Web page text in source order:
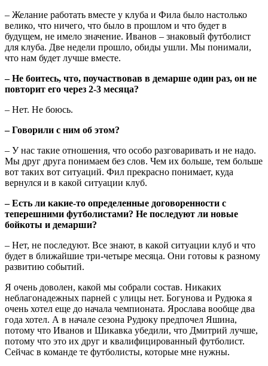
– Желание работать вместе у клуба и Фила было настолько
велико, что ничего, что было в прошлом и что будет в
будущем, не имело значение. Иванов – знаковый футболист
для клуба. Две недели прошло, обиды ушли. Мы понимали,
что нам будет лучше вместе.
– Не боитесь, что, поучаствовав в демарше один раз, он не
повторит его через 2-3 месяца?
– Нет. Не боюсь.
– Говорили с ним об этом?
– У нас такие отношения, что особо разговаривать и не надо.
Мы друг друга понимаем без слов. Чем их больше, тем больше
вот таких вот ситуаций. Фил прекрасно понимает, куда
вернулся и в какой ситуации клуб.
– Есть ли какие-то определенные договоренности с
теперешними футболистами? Не последуют ли новые
бойкоты и демарши?
– Нет, не последуют. Все знают, в какой ситуации клуб и что
будет в ближайшие три-четыре месяца. Они готовы к разному
развитию событий.
Я очень доволен, какой мы собрали состав. Никаких
неблагонадежных парней с улицы нет. Богунова и Рудюка я
очень хотел еще до начала чемпионата. Ярослава вообще два
года хотел. А в начале сезона Рудюку предпочел Яшина,
потому что Иванов и Шикавка убедили, что Дмитрий лучше,
потому что это их друг и квалифицированный футболист.
Сейчас в команде те футболисты, которые мне нужны.